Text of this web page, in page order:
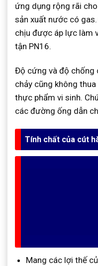
ứng dụng rộng rãi
sản xuất nước có
chịu được áp lực làm
tận PN16.
Độ cứng và độ chống
chảy cũng không
thực phẩm vi sinh.
các đường ống dẫn
Tính chất của cút
Mang các lợi thế